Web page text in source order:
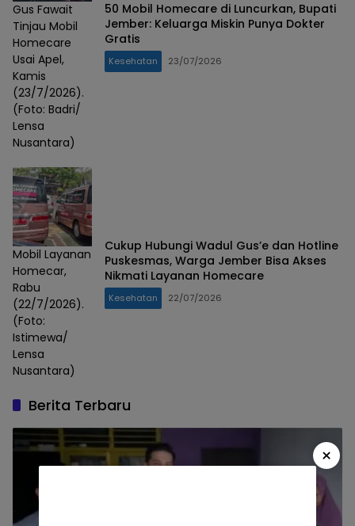
Gus Fawait
Tinjau Mobil
Homecare
Usai Apel,
Kamis
(23/7/2026).
(Foto: Badri/
Lensa
Nusantara)
50 Mobil Homecare di Luncurkan, Bupati
Jember: Keluarga Miskin Punya Dokter
Gratis
Kesehatan 23/07/2026
Mobil Layanan
Homecar,
Rabu
(22/7/2026).
(Foto:
Istimewa/
Lensa
Nusantara)
Cukup Hubungi Wadul Gus’e dan Hotline
Puskesmas, Warga Jember Bisa Akses
Nikmati Layanan Homecare
Kesehatan 22/07/2026
Berita Terbaru
×